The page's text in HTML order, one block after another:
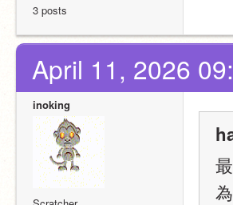
3 posts
April 11, 2026
inoking